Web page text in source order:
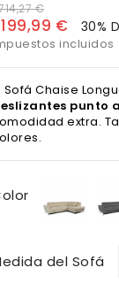
€
€ 30%
incluidos
Sofá Chaise
punto
extra.
del Sofá